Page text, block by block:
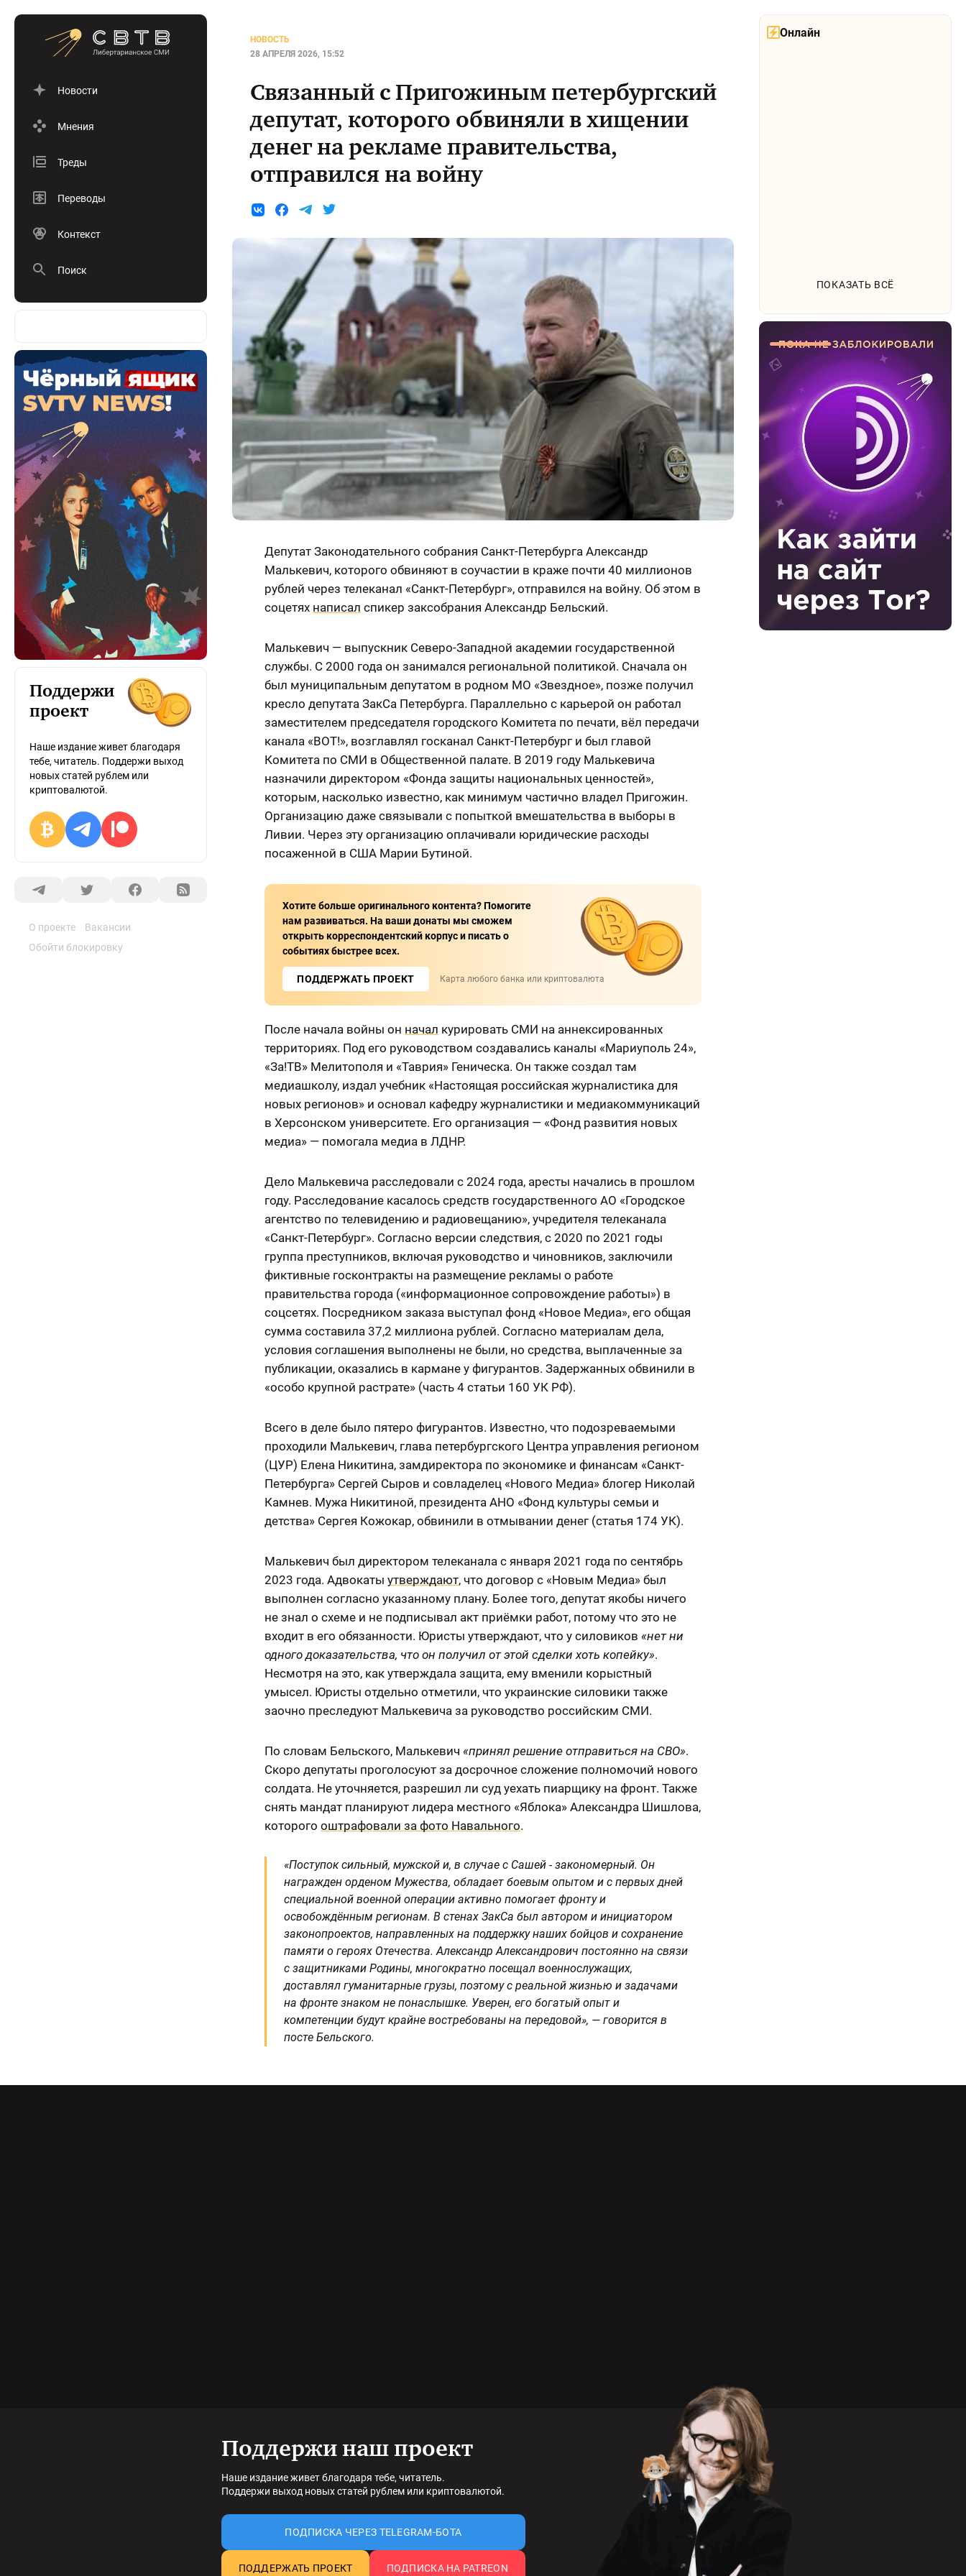
Новости
Мнения
Треды
Переводы
Контекст
Поиск
Поддержи
проект
Наше издание живет благодаря
тебе, читатель. Поддержи выход
новых статей рублем или
криптовалютой.
О проекте
Вакансии
Обойти блокировку
Онлайн
ПОКАЗАТЬ ВСЁ
НОВОСТЬ
28 АПРЕЛЯ 2026, 15:52
Связанный с Пригожиным петербургский
депутат, которого обвиняли в хищении
денег на рекламе правительства,
отправился на войну
Депутат Законодательного собрания Санкт-Петербурга Александр
Малькевич, которого обвиняют в соучастии в краже почти 40 миллионов
рублей через телеканал «Санкт-Петербург», отправился на войну. Об этом в
соцетях написал спикер заксобрания Александр Бельский.
Малькевич — выпускник Северо-Западной академии государственной
службы. С 2000 года он занимался региональной политикой. Сначала он
был муниципальным депутатом в родном МО «Звездное», позже получил
кресло депутата ЗакСа Петербурга. Параллельно с карьерой он работал
заместителем председателя городского Комитета по печати, вёл передачи
канала «ВОТ!», возглавлял госканал Санкт-Петербург и был главой
Комитета по СМИ в Общественной палате. В 2019 году Малькевича
назначили директором «Фонда защиты национальных ценностей»,
которым, насколько известно, как минимум частично владел Пригожин.
Организацию даже связывали с попыткой вмешательства в выборы в
Ливии. Через эту организацию оплачивали юридические расходы
посаженной в США Марии Бутиной.
Хотите больше оригинального контента? Помогите
нам развиваться. На ваши донаты мы сможем
открыть корреспондентский корпус и писать о
событиях быстрее всех.
ПОДДЕРЖАТЬ ПРОЕКТ Карта любого банка или криптовалюта
После начала войны он начал курировать СМИ на аннексированных
территориях. Под его руководством создавались каналы «Мариуполь 24»,
«За!ТВ» Мелитополя и «Таврия» Геническа. Он также создал там
медиашколу, издал учебник «Настоящая российская журналистика для
новых регионов» и основал кафедру журналистики и медиакоммуникаций
в Херсонском университете. Его организация — «Фонд развития новых
медиа» — помогала медиа в ЛДНР.
Дело Малькевича расследовали с 2024 года, аресты начались в прошлом
году. Расследование касалось средств государственного АО «Городское
агентство по телевидению и радиовещанию», учредителя телеканала
«Санкт-Петербург». Согласно версии следствия, с 2020 по 2021 годы
группа преступников, включая руководство и чиновников, заключили
фиктивные госконтракты на размещение рекламы о работе
правительства города («информационное сопровождение работы») в
соцсетях. Посредником заказа выступал фонд «Новое Медиа», его общая
сумма составила 37,2 миллиона рублей. Согласно материалам дела,
условия соглашения выполнены не были, но средства, выплаченные за
публикации, оказались в кармане у фигурантов. Задержанных обвинили в
«особо крупной растрате» (часть 4 статьи 160 УК РФ).
Всего в деле было пятеро фигурантов. Известно, что подозреваемыми
проходили Малькевич, глава петербургского Центра управления регионом
(ЦУР) Елена Никитина, замдиректора по экономике и финансам «Санкт-
Петербурга» Сергей Сыров и совладелец «Нового Медиа» блогер Николай
Камнев. Мужа Никитиной, президента АНО «Фонд культуры семьи и
детства» Сергея Кожокар, обвинили в отмывании денег (статья 174 УК).
Малькевич был директором телеканала с января 2021 года по сентябрь
2023 года. Адвокаты утверждают, что договор с «Новым Медиа» был
выполнен согласно указанному плану. Более того, депутат якобы ничего
не знал о схеме и не подписывал акт приёмки работ, потому что это не
входит в его обязанности. Юристы утверждают, что у силовиков «нет ни
одного доказательства, что он получил от этой сделки хоть копейку».
Несмотря на это, как утверждала защита, ему вменили корыстный
умысел. Юристы отдельно отметили, что украинские силовики также
заочно преследуют Малькевича за руководство российским СМИ.
По словам Бельского, Малькевич «принял решение отправиться на СВО».
Скоро депутаты проголосуют за досрочное сложение полномочий нового
солдата. Не уточняется, разрешил ли суд уехать пиарщику на фронт. Также
снять мандат планируют лидера местного «Яблока» Александра Шишлова,
которого оштрафовали за фото Навального.
«Поступок сильный, мужской и, в случае с Сашей - закономерный. Он
награжден орденом Мужества, обладает боевым опытом и с первых дней
специальной военной операции активно помогает фронту и
освобождённым регионам. В стенах ЗакСа был автором и инициатором
законопроектов, направленных на поддержку наших бойцов и сохранение
памяти о героях Отечества. Александр Александрович постоянно на связи
с защитниками Родины, многократно посещал военнослужащих,
доставлял гуманитарные грузы, поэтому с реальной жизнью и задачами
на фронте знаком не понаслышке. Уверен, его богатый опыт и
компетенции будут крайне востребованы на передовой», — говорится в
посте Бельского.
Поддержи наш проект
Наше издание живет благодаря тебе, читатель.
Поддержи выход новых статей рублем или криптовалютой.
ПОДПИСКА ЧЕРЕЗ TELEGRAM-БОТА
ПОДДЕРЖАТЬ ПРОЕКТ ПОДПИСКА НА PATREON